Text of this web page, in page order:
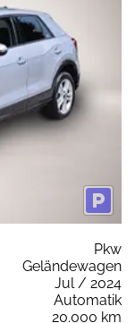
Pkw
Geländewagen
Jul / 2024
Automatik
20.000 km